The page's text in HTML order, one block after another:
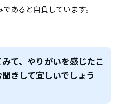
あると自負しています。
て、やりがいを感じたこ
聞きして宜しいでしょう